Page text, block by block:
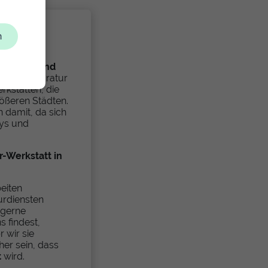
schnell und
Ort-Reparatur
die
Städten.
damit, da sich
und
Werkstatt in
findest,
wir sie
sein, dass
wird.